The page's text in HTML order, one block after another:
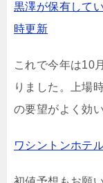
黒澤が保有して
時更新
これで今年は10
りました。上場
の要望がよく効
ワシントンホテ